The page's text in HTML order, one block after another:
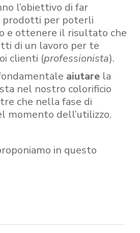
l’obiettivo di far
prodotti per poterli
e ottenere il risultato che
di un lavoro per te
clienti (professionista).
aiutare la
nel nostro colorificio
che nella fase di
momento dell’utilizzo.
in questo